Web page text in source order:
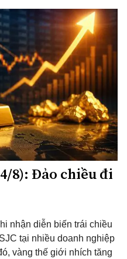
8): Đảo chiều đi
nhận diễn biến trái chiều
tại nhiều doanh nghiệp
vàng thế giới nhích tăng